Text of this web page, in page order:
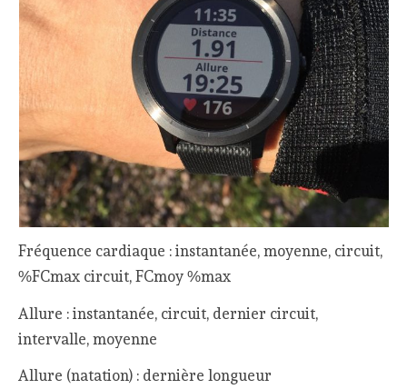
Fréquence cardiaque : instantanée, moyenne, circuit,
%FCmax circuit, FCmoy %max
Allure : instantanée, circuit, dernier circuit,
intervalle, moyenne
Allure (natation) : dernière longueur